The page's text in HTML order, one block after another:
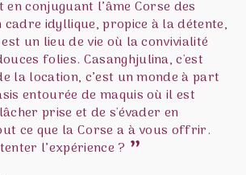
conjuguant l’âme Corse des
cadre idyllique, propice à la détente,
un lieu de vie où la convivialité
folies. Casanghjulina, c'est
la location, c’est un monde à part
entourée de maquis où il est
prise et de s'évader en
ce que la Corse a à vous offrir.
l’expérience ?